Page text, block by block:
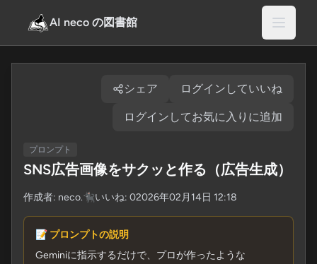
AI neco の図書館
シェア ログインしていいね
ログインしてお気に入りに追加
プロンプト
SNS広告画像をサクッと作る（広告生成）
作成者: neco.🐈‍⬛いいね: 02026年02月14日 12:18
📝 プロンプトの説明
Geminiに指示するだけで、プロが作ったような